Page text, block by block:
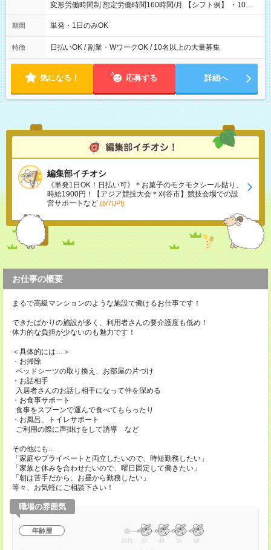
変形労働時間制 想定労働時間160時間/月 【シフト例】 ・10：
00～20：00
期間 単発・1日のみOK
特徴 日払いOK / 副業・WワークOK / 10名以上の大量募集
気になる！ 応募する 詳細へ
編集部イチオシ
《単発1日OK！日払い可》＊お菓子のモクモクシール貼り、
時給1900円！【アジア競技大会＊刈谷市】競技会場での設
営サポートなど (8/7UP!)
お仕事の概要
まるで高級マンションのような施設で働けるお仕事です！
できたばかりの施設が多く、利用者さんの要介護度も低め！
体力的な負担が少ないのも魅力です！
＜具体的には…＞
・お掃除
ベッドシーツの取り換え、お部屋の片づけ
・お話相手
入居者さんのお話し相手になって仲を深める
・お食事サポート
食事をスプーンで運んで食べてもらったり
・お風呂、トイレサポート
ご利用の際に声掛けをして誘導 など
その他にも...
「家庭やプライベートと両立したいので、時短勤務したい」
「家族と休みを合わせたいので、曜日固定して働きたい」
「朝は苦手だから、お昼から勤務したい」
等々、お気軽にご相談下さい！
職場の雰囲気
年齢層
20代 30 40 50 60